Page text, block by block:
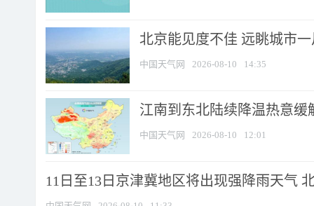
北京能见度不佳 远眺城市
中国天气网 2026-08-10 14:35
江南到东北陆续降温热意缓
中国天气网 2026-08-10 12:01
11日至13日京津冀地区将出现强降雨天气